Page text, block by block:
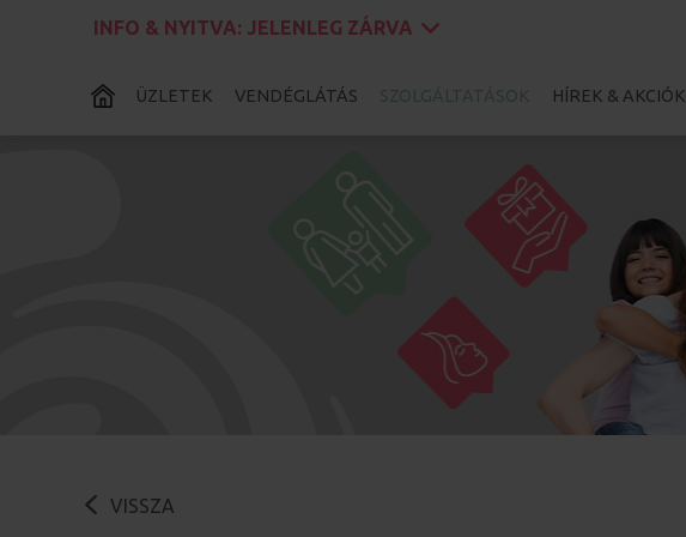
INFO & NYITVA: JELENLEG ZÁRVA
ÜZLETEK VENDÉGLÁTÁS SZOLGÁLTATÁSOK HÍREK & AKCIÓK
VISSZA